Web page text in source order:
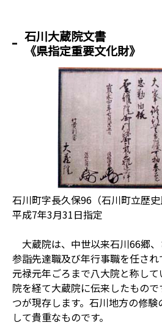
石川大蔵院文書
《県指定重要文化財》
石川町字長久保96（石川町立歴史
平成7年3月31日指定
大蔵院は、中世以来石川66郷
参詣先達職及び年行事職を任され
元禄元年ごろまで八大院と称し
院を経て大蔵院に伝来したもの
つが現存します。石川地方の修
して貴重なものです。